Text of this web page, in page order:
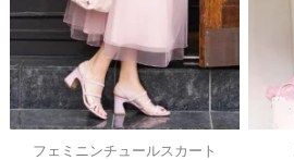
フェミニンチュールスカート